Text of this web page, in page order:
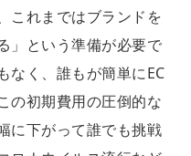
これまではブランドを
」という準備が必要で
なく、誰もが簡単にEC
の初期費用の圧倒的な
に下がって誰でも挑戦